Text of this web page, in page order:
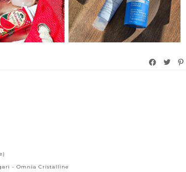
- Omnia Cristalline